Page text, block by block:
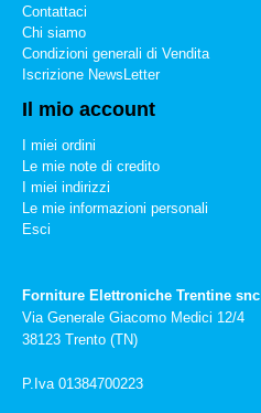
Contattaci
Chi siamo
Condizioni generali di Vendita
Iscrizione NewsLetter
Il mio account
I miei ordini
Le mie note di credito
I miei indirizzi
Le mie informazioni personali
Esci
Forniture Elettroniche Trentine snc
Via Generale Giacomo Medici 12/4
38123 Trento (TN)
P.Iva 01384700223